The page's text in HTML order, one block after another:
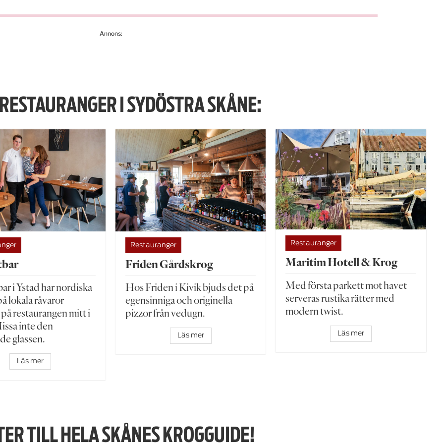
Annons:
I SYDÖSTRA SKÅNE:
i Ystad har nordiska
lokala råvaror
restaurangen mitt i
inte den
glassen.
Läs mer
Restauranger
Friden Gårdskrog
Hos Friden i Kivik bjuds det på
egensinniga och originella
pizzor från vedugn.
Läs mer
Restauranger
Maritim Hotell & Krog
Med första parkett mot havet
serveras rustika rätter med
modern twist.
Läs mer
TILL HELA SKÅNES KROGGUIDE!